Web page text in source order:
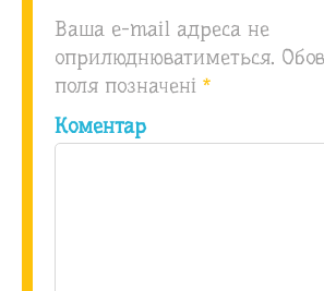
Ваша e-mail адреса не
оприлюднюватиметься.
поля позначені *
Коментар